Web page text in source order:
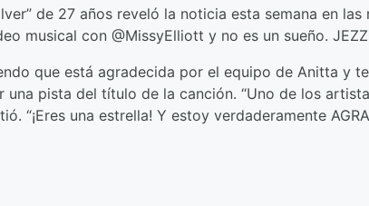
de 27 años reveló la noticia esta semana en las
musical con @MissyElliott y no es un sueño.
que está agradecida por el equipo de Anitta y
una pista del título de la canción. “Uno de los
“¡Eres una estrella! Y estoy verdaderamente